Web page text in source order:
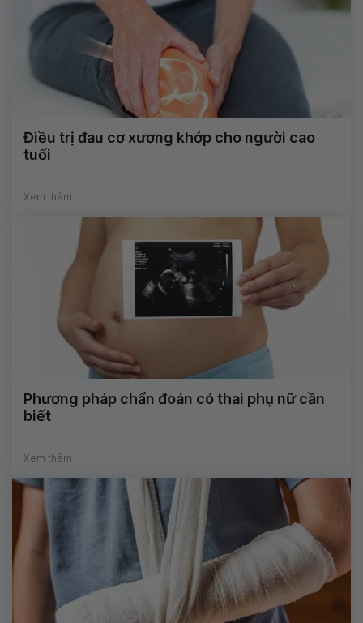
Điều trị đau cơ xương khớp cho người cao
tuổi
Xem thêm
Phương pháp chẩn đoán có thai phụ nữ cần
biết
Xem thêm